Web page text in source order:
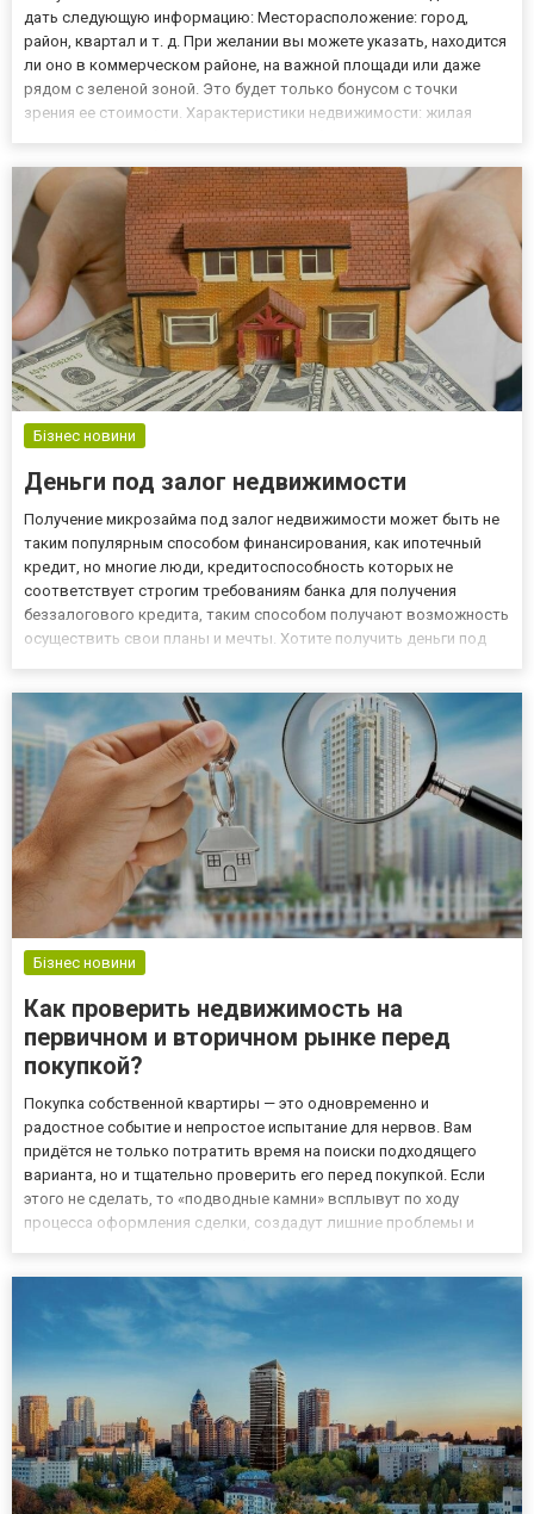
дать следующую информацию: Месторасположение: город,
район, квартал и т. д. При желании вы можете указать, находится
ли оно в коммерческом районе, на важной площади или даже
рядом с зеленой зоной. Это будет только бонусом с точки
зрения ее стоимости. Характеристики недвижимости: жилая
Бізнес новини
Деньги под залог недвижимости
Получение микрозайма под залог недвижимости может быть не
таким популярным способом финансирования, как ипотечный
кредит, но многие люди, кредитоспособность которых не
соответствует строгим требованиям банка для получения
беззалогового кредита, таким способом получают возможность
осуществить свои планы и мечты. Хотите получить деньги под
Возможно ли получи...
Бізнес новини
Как проверить недвижимость на
первичном и вторичном рынке перед
покупкой?
Покупка собственной квартиры — это одновременно и
радостное событие и непростое испытание для нервов. Вам
придётся не только потратить время на поиски подходящего
варианта, но и тщательно проверить его перед покупкой. Если
этого не сделать, то «подводные камни» всплывут по ходу
процесса оформления сделки, создадут лишние проблемы и